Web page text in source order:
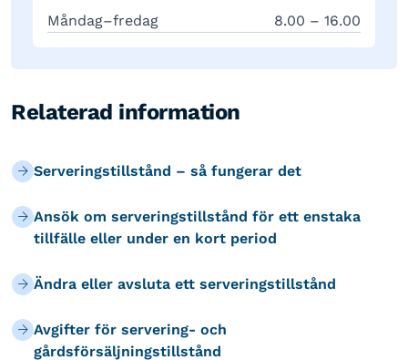
Måndag–fredag
8.00 – 16.00
Relaterad information
Serveringstillstånd – så fungerar det
Ansök om serveringstillstånd för ett enstaka
tillfälle eller under en kort period
Ändra eller avsluta ett serveringstillstånd
Avgifter för servering- och
gårdsförsäljningstillstånd